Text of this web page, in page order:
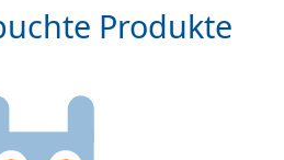
Produkte